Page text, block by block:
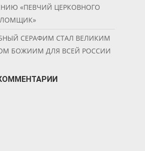
«ПЕВЧИЙ ЦЕРКОВНОГО
СЕРАФИМ СТАЛ ВЕЛИКИМ
БОЖИИМ ДЛЯ ВСЕЙ РОССИИ